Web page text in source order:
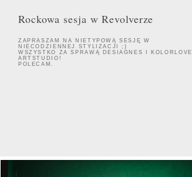
Rockowa sesja w Revolverze
ZAPRASZAM NA NIETYPOWĄ SESJĘ W
NIECODZIENNEJ STYLIZACJI ;)
WSZYSTKO ZA SPRAWĄ DESIAGNES I KOLORLOVE
ARTSTUDIO!
POLECAM.